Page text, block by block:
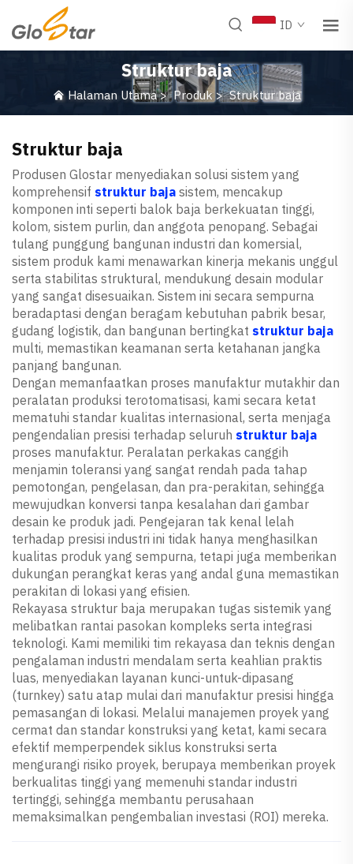
ID
Struktur baja
Halaman Utama>Produk>Struktur baja
Struktur baja
Produsen Glostar menyediakan solusi sistem yang
komprehensif struktur baja sistem, mencakup
komponen inti seperti balok baja berkekuatan tinggi,
kolom, sistem purlin, dan anggota penopang. Sebagai
tulang punggung bangunan industri dan komersial,
sistem produk kami menawarkan kinerja mekanis unggul
serta stabilitas struktural, mendukung desain modular
yang sangat disesuaikan. Sistem ini secara sempurna
beradaptasi dengan beragam kebutuhan pabrik besar,
gudang logistik, dan bangunan bertingkat struktur baja
multi, memastikan keamanan serta ketahanan jangka
panjang bangunan.
Dengan memanfaatkan proses manufaktur mutakhir dan
peralatan produksi terotomatisasi, kami secara ketat
mematuhi standar kualitas internasional, serta menjaga
pengendalian presisi terhadap seluruh struktur baja
proses manufaktur. Peralatan perkakas canggih
menjamin toleransi yang sangat rendah pada tahap
pemotongan, pengelasan, dan pra-perakitan, sehingga
mewujudkan konversi tanpa kesalahan dari gambar
desain ke produk jadi. Pengejaran tak kenal lelah
terhadap presisi industri ini tidak hanya menghasilkan
kualitas produk yang sempurna, tetapi juga memberikan
dukungan perangkat keras yang andal guna memastikan
perakitan di lokasi yang efisien.
Rekayasa struktur baja merupakan tugas sistemik yang
melibatkan rantai pasokan kompleks serta integrasi
teknologi. Kami memiliki tim rekayasa dan teknis dengan
pengalaman industri mendalam serta keahlian praktis
luas, menyediakan layanan kunci-untuk-dipasang
(turnkey) satu atap mulai dari manufaktur presisi hingga
pemasangan di lokasi. Melalui manajemen proyek yang
cermat dan standar konstruksi yang ketat, kami secara
efektif memperpendek siklus konstruksi serta
mengurangi risiko proyek, berupaya memberikan proyek
berkualitas tinggi yang memenuhi standar industri
tertinggi, sehingga membantu perusahaan
memaksimalkan pengembalian investasi (ROI) mereka.